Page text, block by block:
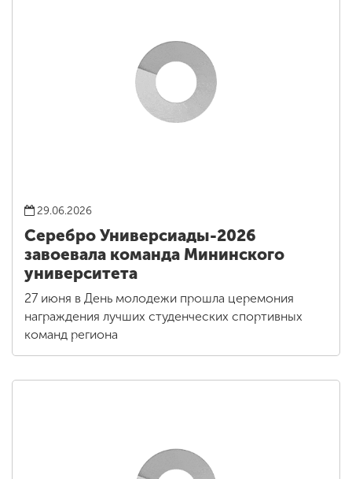
29.06.2026
Серебро Универсиады-2026
завоевала команда Мининского
университета
27 июня в День молодежи прошла церемония
награждения лучших студенческих спортивных
команд региона